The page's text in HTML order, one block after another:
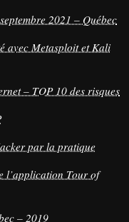
2021 – Québec
avec Metasploit et Kali
– TOP 10 des risques
par la pratique
l’application Tour of
– 2019